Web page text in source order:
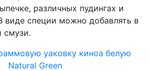
различных пудингах и
виде специи можно добавлять в
смузи.
уаковку киноа белую
Natural Green